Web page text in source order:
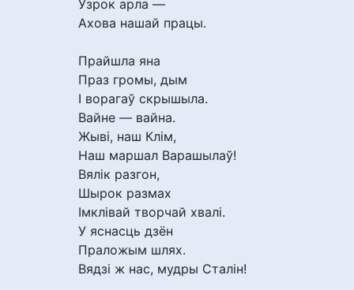
Узрок арла —
Ахова нашай працы.
Прайшла яна
Праз громы, дым
І ворагаў скрышыла.
Вайне — вайна.
Жыві, наш Клім,
Наш маршал Варашылаў!
Вялік разгон,
Шырок размах
Імклівай творчай хвалі.
У яснасць дзён
Праложым шлях.
Вядзі ж нас, мудры Сталін!